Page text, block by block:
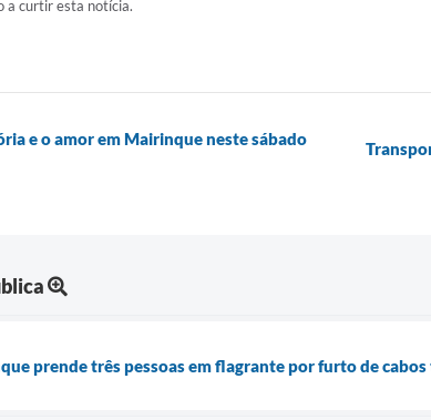
a curtir esta notícia.
e o amor em Mairinque neste sábado
prende três pessoas em flagrante por furto de